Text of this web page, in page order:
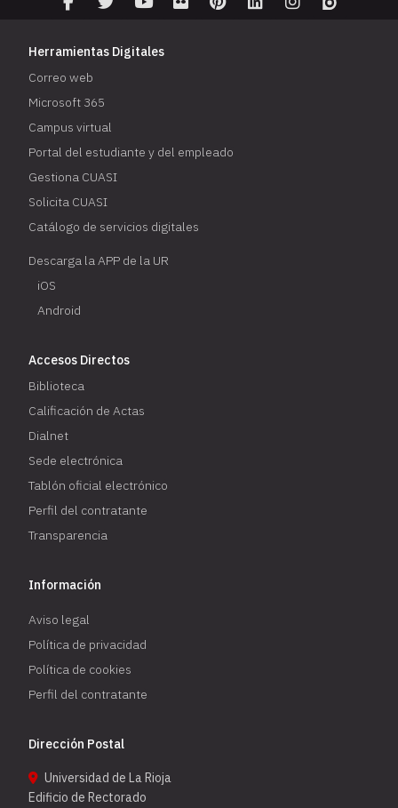
Herramientas Digitales
Correo web
Microsoft 365
Campus virtual
Portal del estudiante y del empleado
Gestiona CUASI
Solicita CUASI
Catálogo de servicios digitales
Descarga la APP de la UR
iOS
Android
Accesos Directos
Biblioteca
Calificación de Actas
Dialnet
Sede electrónica
Tablón oficial electrónico
Perfil del contratante
Transparencia
Información
Aviso legal
Política de privacidad
Política de cookies
Perfil del contratante
Dirección Postal
Universidad de La Rioja
Edificio de Rectorado